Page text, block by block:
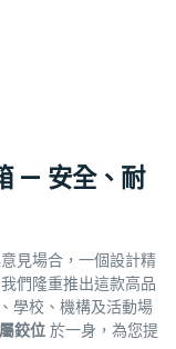
— 安全、耐
見場合，一個設計精
們隆重推出這款高品
學校、機構及活動場
鉸位 於一身，為您提